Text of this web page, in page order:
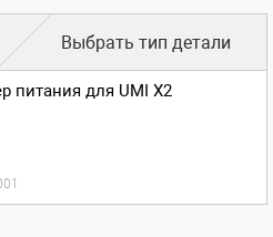
Выбрать тип детали
питания для UMI X2